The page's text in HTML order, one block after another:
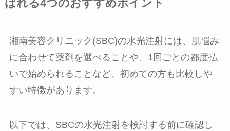
ばれる4つのおすすめポイント
湘南美容クリニック(SBC)の水光注射には、肌悩み
に合わせて薬剤を選べることや、1回ごとの都度払
いで始められることなど、初めての方も比較しや
すい特徴があります。
以下では、SBCの水光注射を検討する前に確認し